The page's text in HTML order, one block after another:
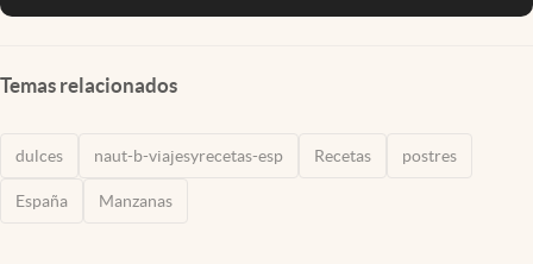
Temas relacionados
dulces naut-b-viajesyrecetas-esp Recetas postres
España Manzanas